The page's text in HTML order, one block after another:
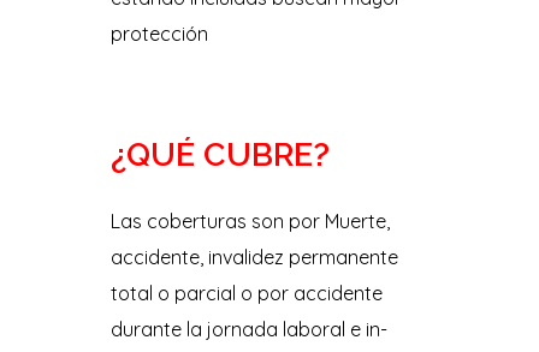
protección
¿QUÉ CUBRE?
Las coberturas son por Muerte,
accidente, invalidez permanente
total o parcial o por accidente
durante la jornada laboral e in-